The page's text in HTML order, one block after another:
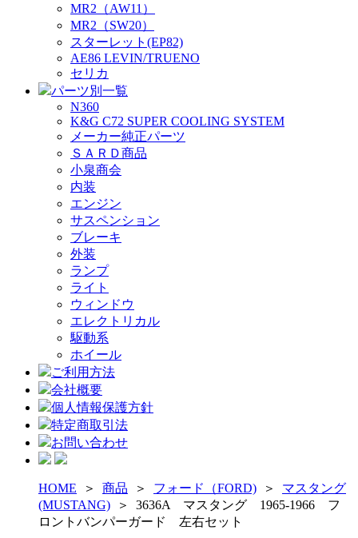
MR2（AW11）
MR2（SW20）
スターレット(EP82)
AE86 LEVIN/TRUENO
セリカ
パーツ別一覧
N360
K&G C72 SUPER COOLING SYSTEM
メーカー純正パーツ
ＳＡＲＤ商品
小泉商会
内装
エンジン
サスペンション
ブレーキ
外装
ランプ
ライト
ウィンドウ
エレクトリカル
駆動系
ホイール
ご利用方法
会社概要
個人情報保護方針
特定商取引法
お問い合わせ
HOME ＞ 商品 ＞ フォード（FORD) ＞ マスタング
(MUSTANG) ＞ 3636A マスタング 1965-1966 フ
ロントバンパーガード 左右セット